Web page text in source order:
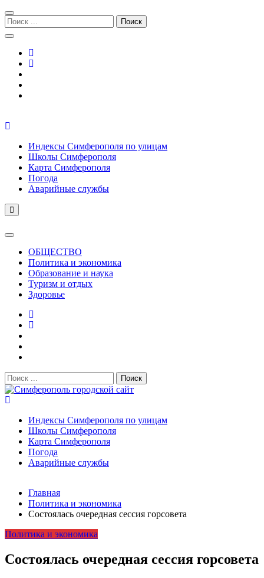
Перейти
к
навигации
Перейти
к
содержимому
Поиск:
Индексы Симферополя по улицам
Школы Симферополя
Карта Симферополя
Погода
Аварийные службы
ОБЩЕСТВО
Политика и экономика
Образование и наука
Туризм и отдых
Здоровье
Поиск:
Индексы Симферополя по улицам
Школы Симферополя
Карта Симферополя
Погода
Аварийные службы
После атаки БПЛА на поезд Москва–Симферополь в
Крыму эвакуировали всех пассажиро...
гарантия, выезд в день обращени...
средства на программу социальн...01.04.2026
Более 25 тысяч «квадратов» преобразятся в ближайшее
Главная
Политика и экономика
Состоялась очередная сессия горсовета
Политика и экономика
Состоялась очередная сессия горсовета